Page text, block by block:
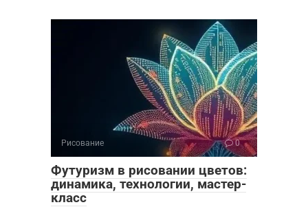
Рисование 0
Футуризм в рисовании цветов:
динамика, технологии, мастер-
класс